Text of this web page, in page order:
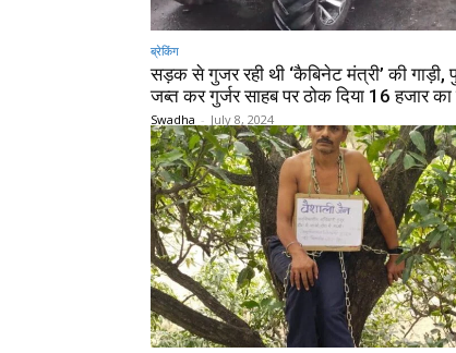
ब्रेकिंग
सड़क से गुजर रही थी ‘कैबिनेट मंत्री’ की गाड़ी,
जब्त कर गुर्जर साहब पर ठोक दिया 16 हजार का
Swadha - July 8, 2024